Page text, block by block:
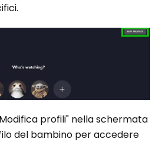
profili" nella schermata
del bambino per accedere